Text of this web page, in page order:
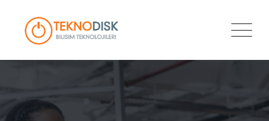
content